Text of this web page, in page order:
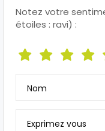
Notez votre
étoiles : ravi) :
Nom
Exprimez vous